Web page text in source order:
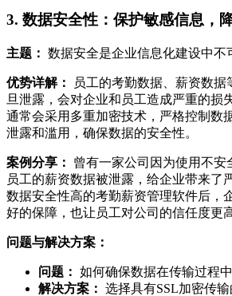
3. 数据安全性：保护敏感信息，
主题： 数据安全是企业信息化建设中不
优势详解：
员工的考勤数据、薪资数据
旦泄露，会对企业和员工造成严重的损
通常会采用多重加密技术，严格控制数
泄露和滥用，确保数据的安全性。
案例分享：
曾有一家公司因为使用不安
员工的薪资数据被泄露，给企业带来了
数据安全性高的考勤薪资管理软件后，
好的保障，也让员工对公司的信任度更高
问题与解决方案：
问题： 如何确保数据在传输过程
解决方案： 选择具有SSL加密传